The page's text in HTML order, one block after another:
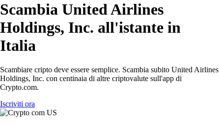
Scambia United Airlines
Holdings, Inc. all'istante in
Italia
Scambiare cripto deve essere semplice. Scambia subito United Airlines
Holdings, Inc. con centinaia di altre criptovalute sull'app di
Crypto.com.
Iscriviti ora